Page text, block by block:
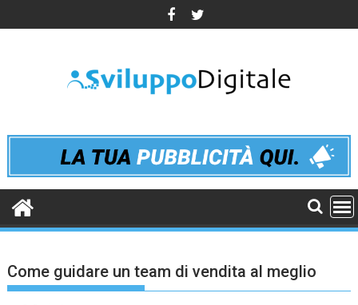
to
Come guidare un team di vendita al meglio